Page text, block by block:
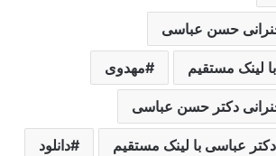
حسن عباسی
لینک مستقیم مهدوی
دکتر حسن عباسی
عباسی با لینک مستقیم دانلود